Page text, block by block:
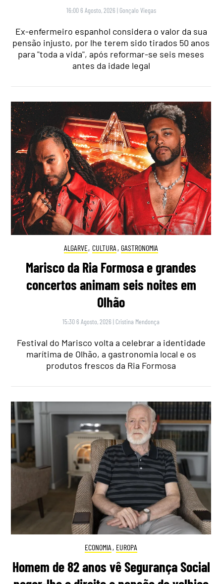
16:00 6 Agosto, 2026 | Gonçalo Viegas
Ex-enfermeiro espanhol considera o valor da sua
pensão injusto, por lhe terem sido tirados 50 anos
para "toda a vida", após reformar-se seis meses
antes da idade legal
ALGARVE, CULTURA , GASTRONOMIA
Marisco da Ria Formosa e grandes
concertos animam seis noites em
Olhão
15:30 6 Agosto, 2026 | Cristina Mendonça
Festival do Marisco volta a celebrar a identidade
marítima de Olhão, a gastronomia local e os
produtos frescos da Ria Formosa
ECONOMIA , EUROPA
Homem de 82 anos vê Segurança Social